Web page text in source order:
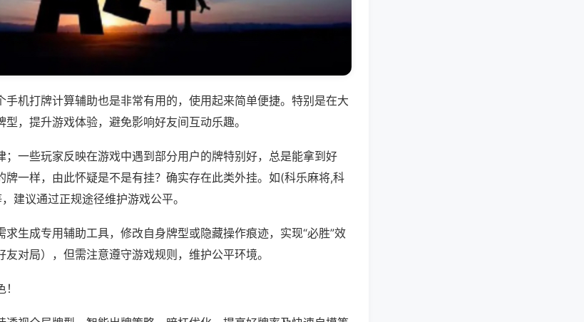
手机打牌计算辅助也是非常有用的，使用起来简单便捷。特别是在大
，提升游戏体验，避免影响好友间互动乐趣。
；一些玩家反映在游戏中遇到部分用户的牌特别好，总是能拿到好
牌一样，由此怀疑是不是有挂？确实存在此类外挂。如(科乐麻将,科
建议通过正规途径维护游戏公平。
求生成专用辅助工具，修改自身牌型或隐藏操作痕迹，实现“必胜”效
对局），但需注意遵守游戏规则，维护公平环境。